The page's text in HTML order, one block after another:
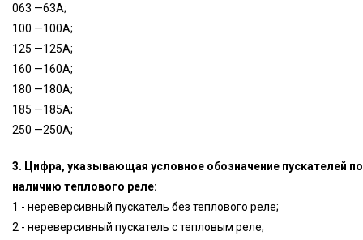
063 —63А;
100 —100А;
125 —125А;
160 —160А;
180 —180А;
185 —185А;
250 —250А;
3. Цифра, указывающая условное обозначение пускателей
наличию теплового реле:
1 - нереверсивный пускатель без теплового реле;
2 - нереверсивный пускатель с тепловым реле;